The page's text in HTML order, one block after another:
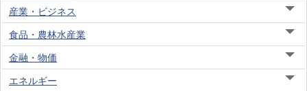
産業・ビジネス
食品・農林水産業
金融・物価
エネルギー